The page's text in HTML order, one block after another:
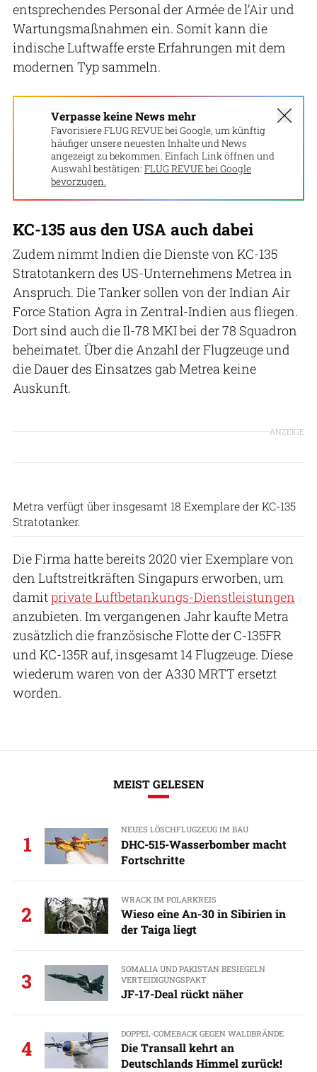
entsprechendes Personal der Armée de l’Air und
Wartungsmaßnahmen ein. Somit kann die
indische Luftwaffe erste Erfahrungen mit dem
modernen Typ sammeln.
Verpasse keine News mehr
Favorisiere FLUG REVUE bei Google, um künftig
häufiger unsere neuesten Inhalte und News
angezeigt zu bekommen. Einfach Link öffnen und
Auswahl bestätigen: FLUG REVUE bei Google
bevorzugen.
KC-135 aus den USA auch dabei
Zudem nimmt Indien die Dienste von KC-135
Stratotankern des US-Unternehmens Metrea in
Anspruch. Die Tanker sollen von der Indian Air
Force Station Agra in Zentral-Indien aus fliegen.
Dort sind auch die Il-78 MKI bei der 78 Squadron
beheimatet. Über die Anzahl der Flugzeuge und
die Dauer des Einsatzes gab Metrea keine
Auskunft.
ANZEIGE
Metra verfügt über insgesamt 18 Exemplare der KC-135
Stratotanker.
Die Firma hatte bereits 2020 vier Exemplare von
den Luftstreitkräften Singapurs erworben, um
damitprivate Luftbetankungs-Dienstleistungen
anzubieten. Im vergangenen Jahr kaufte Metra
zusätzlich die französische Flotte der C-135FR
und KC-135R auf, insgesamt 14 Flugzeuge. Diese
wiederum waren von der A330 MRTT ersetzt
worden.
MEIST GELESEN
1
NEUES LÖSCHFLUGZEUG IM BAU
DHC-515-Wasserbomber macht
Fortschritte
2
WRACK IM POLARKREIS
Wieso eine An-30 in Sibirien in
der Taiga liegt
3
SOMALIA UND PAKISTAN BESIEGELN
VERTEIDIGUNGSPAKT
JF-17-Deal rückt näher
4
DOPPEL-COMEBACK GEGEN WALDBRÄNDE
Die Transall kehrt an
Deutschlands Himmel zurück!